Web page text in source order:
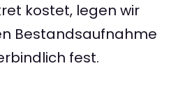
kostet, legen wir
Bestandsaufnahme
fest.